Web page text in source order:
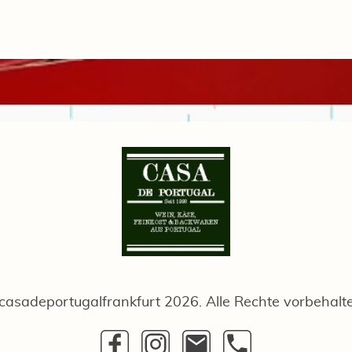
2026. Alle Rechte